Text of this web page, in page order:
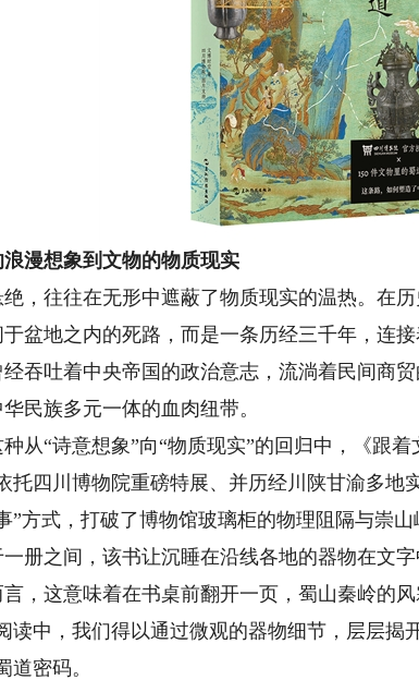
漫想象到文物的物质现实
往往在无形中遮蔽了物质现实的温热。在历
盆地之内的死路，而是一条历经三千年，连
吞吐着中央帝国的政治意志，流淌着民间商
民族多元一体的血肉纽带。
“诗意想象”向“物质现实”的回归中，《跟着
托四川博物院重磅特展、并历经川陕甘渝多地
”方式，打破了博物馆玻璃柜的物理阻隔与崇
册之间，该书让沉睡在沿线各地的器物在文
这意味着在书桌前翻开一页，蜀山秦岭的风
读中，我们得以通过微观的器物细节，层层揭
道密码。